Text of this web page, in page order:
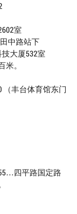
室
中路站下
大厦532室
。
（丰台体育馆东门
四平路国定路